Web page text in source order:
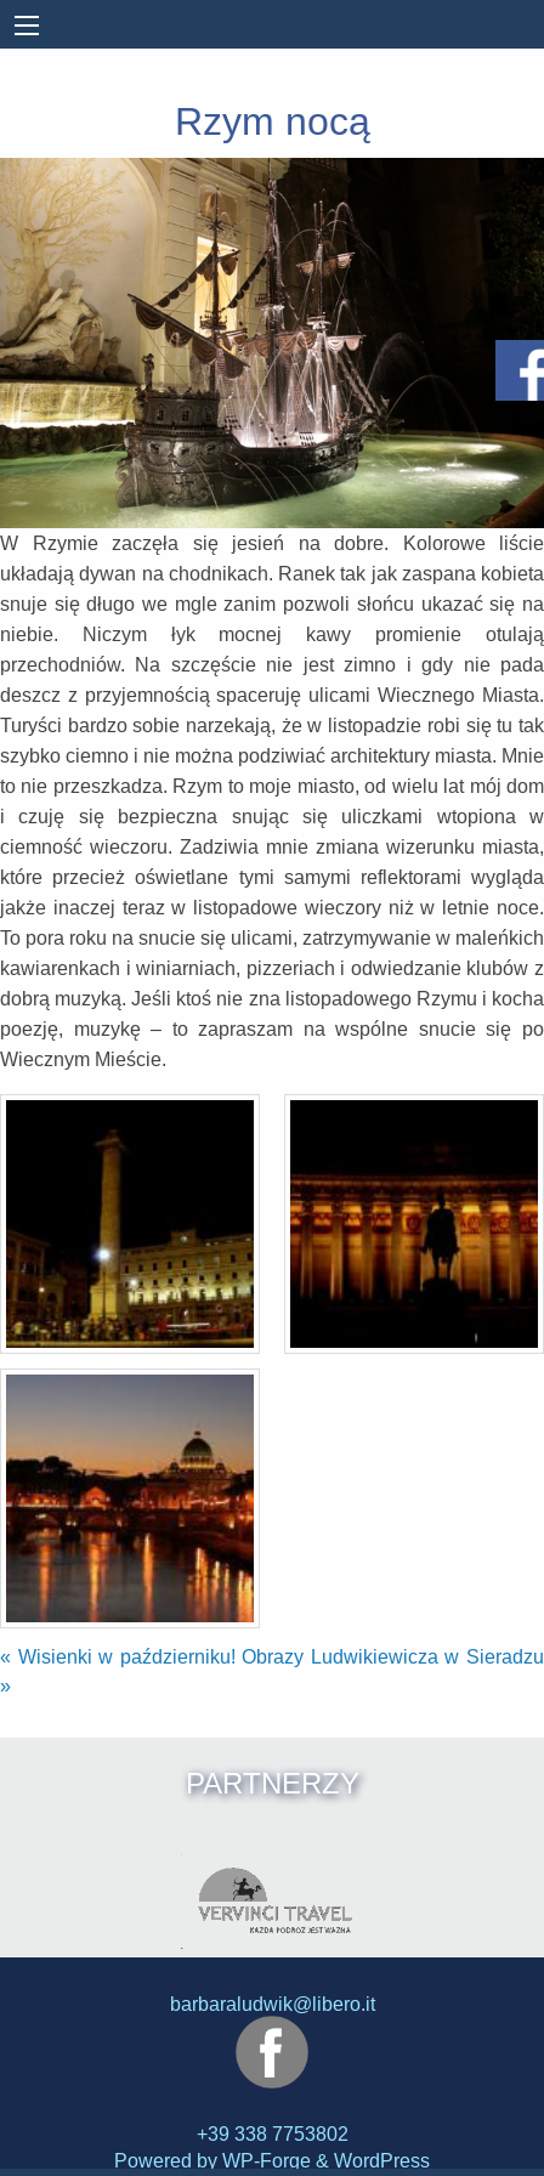
Rzym nocą
W Rzymie zaczęła się jesień na dobre. Kolorowe liście
układają dywan na chodnikach. Ranek tak jak zaspana kobieta
snuje się długo we mgle zanim pozwoli słońcu ukazać się na
niebie. Niczym łyk mocnej kawy promienie otulają
przechodniów. Na szczęście nie jest zimno i gdy nie pada
deszcz z przyjemnością spaceruję ulicami Wiecznego Miasta.
Turyści bardzo sobie narzekają, że w listopadzie robi się tu tak
szybko ciemno i nie można podziwiać architektury miasta. Mnie
to nie przeszkadza. Rzym to moje miasto, od wielu lat mój dom
i czuję się bezpieczna snując się uliczkami wtopiona w
ciemność wieczoru. Zadziwia mnie zmiana wizerunku miasta,
które przecież oświetlane tymi samymi reflektorami wygląda
jakże inaczej teraz w listopadowe wieczory niż w letnie noce.
To pora roku na snucie się ulicami, zatrzymywanie w maleńkich
kawiarenkach i winiarniach, pizzeriach i odwiedzanie klubów z
dobrą muzyką. Jeśli ktoś nie zna listopadowego Rzymu i kocha
poezję, muzykę – to zapraszam na wspólne snucie się po
Wiecznym Mieście.
« Wisienki w październiku! Obrazy Ludwikiewicza w Sieradzu
»
PARTNERZY
barbaraludwik@libero.it
+39 338 7753802
Powered by WP-Forge & WordPress